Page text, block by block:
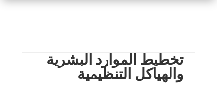
تخطيط الموارد البشرية
والهياكل التنظيمية